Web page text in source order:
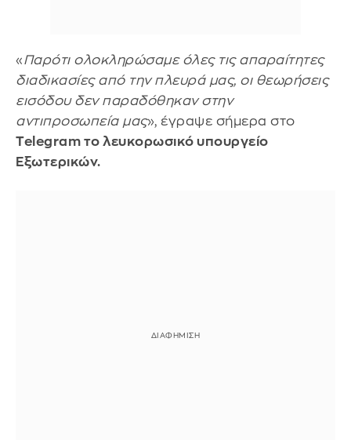
«Παρότι ολοκληρώσαμε όλες τις απαραίτητες
διαδικασίες από την πλευρά μας, οι θεωρήσεις
εισόδου δεν παραδόθηκαν στην
αντιπροσωπεία μας», έγραψε σήμερα στο
Telegram το λευκορωσικό υπουργείο
Εξωτερικών.